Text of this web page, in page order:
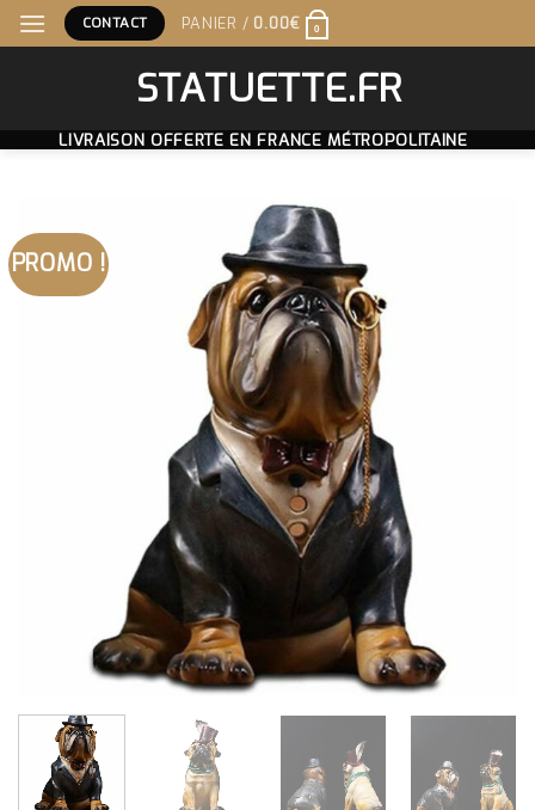
Skip
to
CONTACT PANIER / 0.00€ 0
STATUETTE.FR
LIVRAISON OFFERTE EN FRANCE MÉTROPOLITAINE
PROMO !